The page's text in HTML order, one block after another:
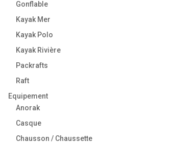
Gonflable
Kayak Mer
Kayak Polo
Kayak Rivière
Packrafts
Raft
Equipement
Anorak
Casque
Chausson / Chaussette